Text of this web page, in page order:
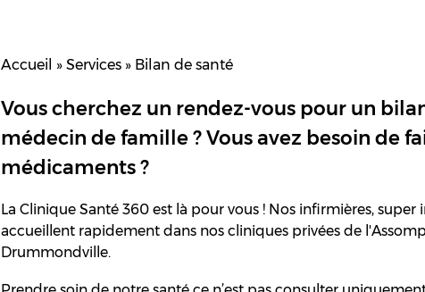
Accueil » Services» Bilan de santé
Vous cherchez un rendez-vous pour un
médecin de famille ? Vous avez besoin de
médicaments ?
La Clinique Santé 360 est là pour vous ! Nos infirmières,
accueillent rapidement dans nos cliniques privées de
Drummondville.